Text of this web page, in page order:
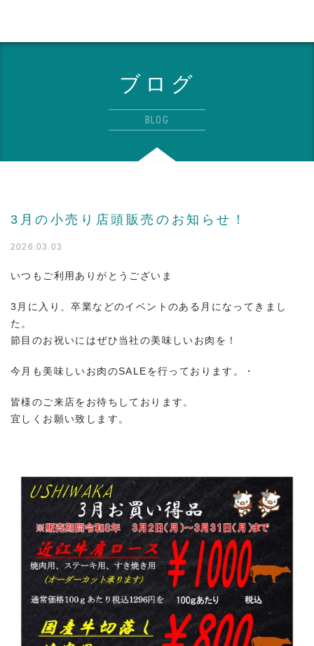
ブログ
BLOG
3月の小売り店頭販売のお知らせ！
2026.03.03
いつもご利用ありがとうございま
3月に入り、卒業などのイベントのある月になってきまし
た。
節目のお祝いにはぜひ当社の美味しいお肉を！
今月も美味しいお肉のSALEを行っております。・
皆様のご来店をお待ちしております。
宜しくお願い致します。